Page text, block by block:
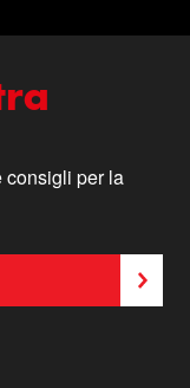
consigli per la